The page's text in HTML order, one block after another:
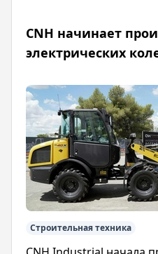
CNH начинает
электрических
Строительная техника